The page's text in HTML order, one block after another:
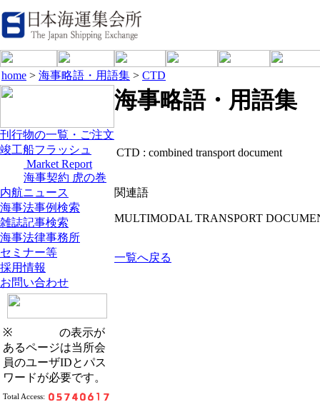
home > 海事略語・用語集 > CTD
刊行物の一覧・ご注文
竣工船フラッシュ
Market Report
海事契約 虎の巻
内航ニュース
海事法事例検索
雑誌記事検索
海事法律事務所
セミナー等
採用情報
お問い合わせ
※
の表示が
あるページは当所会
員のユーザIDとパス
ワードが必要です。
Total Access:
海事略語・用語集
CTD : combined transport document
関連語
MULTIMODAL TRANSPORT
一覧へ戻る